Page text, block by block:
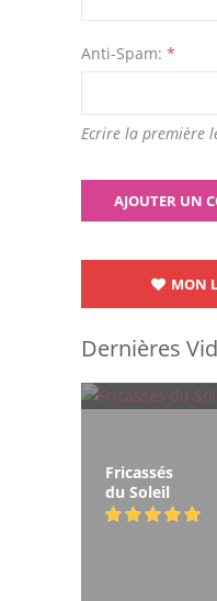
Anti-Spam: *
Ecrire la première
MON
Dernières
Fricassés
du Soleil